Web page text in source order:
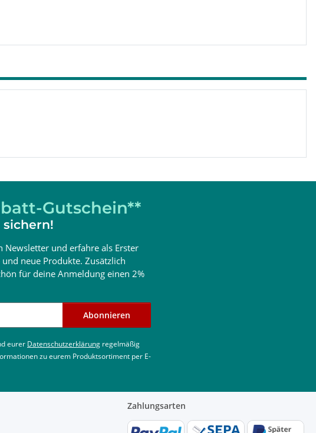
Gutschein**
sichern!
Newsletter und erfahre als Erster
neue Produkte. Zusätzlich
für deine Anmeldung einen 2%
Abonnieren
eurer Datenschutzerklärung regelmäßig
zu eurem Produktsortiment per E-
Zahlungsarten